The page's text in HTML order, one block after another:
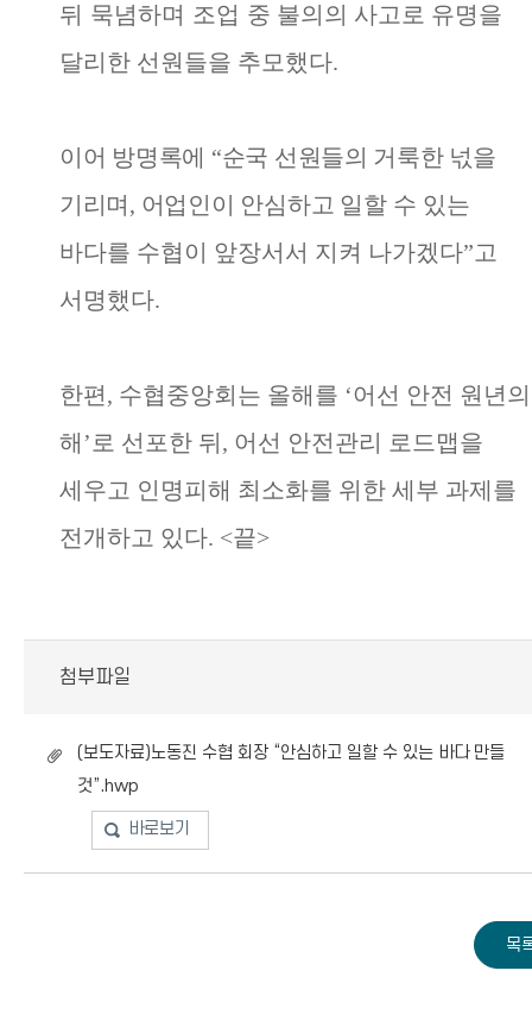
뒤 묵념하며 조업 중 불의의 사고로 유명을
달리한 선원들을 추모했다.
이어 방명록에 “순국 선원들의 거룩한 넋을
기리며 , 어업인이 안심하고 일할 수 있는
바다를 수협이 앞장서서 지켜 나가겠다”고
서명했다.
한편 , 수협중앙회는 올해를 ‘어선 안전 원년의
해 ’ 로 선포한 뒤 , 어선 안전관리 로드맵을
세우고 인명피해 최소화를 위한 세부 과제를
전개하고 있다. <끝>
첨부파일
(보도자료)노동진 수협 회장 “안심하고 일할 수 있는 바다 만들
것”.hwp
바로보기